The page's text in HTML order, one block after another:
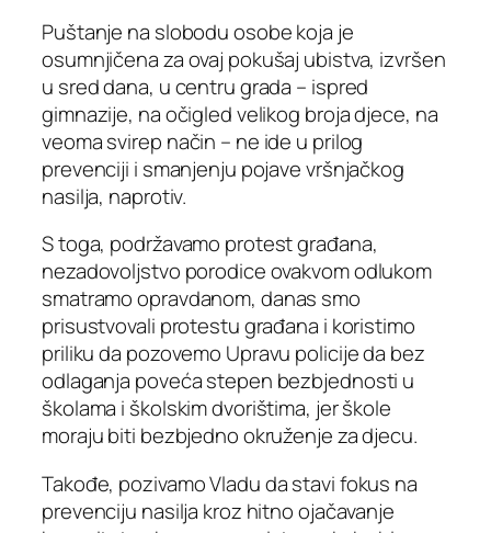
Puštanje na slobodu osobe koja je
osumnjičena za ovaj pokušaj ubistva, izvršen
u sred dana, u centru grada – ispred
gimnazije, na očigled velikog broja djece, na
veoma svirep način – ne ide u prilog
prevenciji i smanjenju pojave vršnjačkog
nasilja, naprotiv.
S toga, podržavamo protest građana,
nezadovoljstvo porodice ovakvom odlukom
smatramo opravdanom, danas smo
prisustvovali protestu građana i koristimo
priliku da pozovemo Upravu policije da bez
odlaganja poveća stepen bezbjednosti u
školama i školskim dvorištima, jer škole
moraju biti bezbjedno okruženje za djecu.
Takođe, pozivamo Vladu da stavi fokus na
prevenciju nasilja kroz hitno ojačavanje